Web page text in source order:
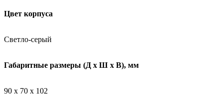
Цвет корпуса
Светло-серый
Габаритные размеры (Д х Ш х В), мм
90 х 70 х 102